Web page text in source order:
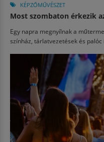
KÉPZŐMŰVÉSZET
Most szombaton érkezik
Egy napra megnyílnak a
színház, tárlatvezetések és palóc